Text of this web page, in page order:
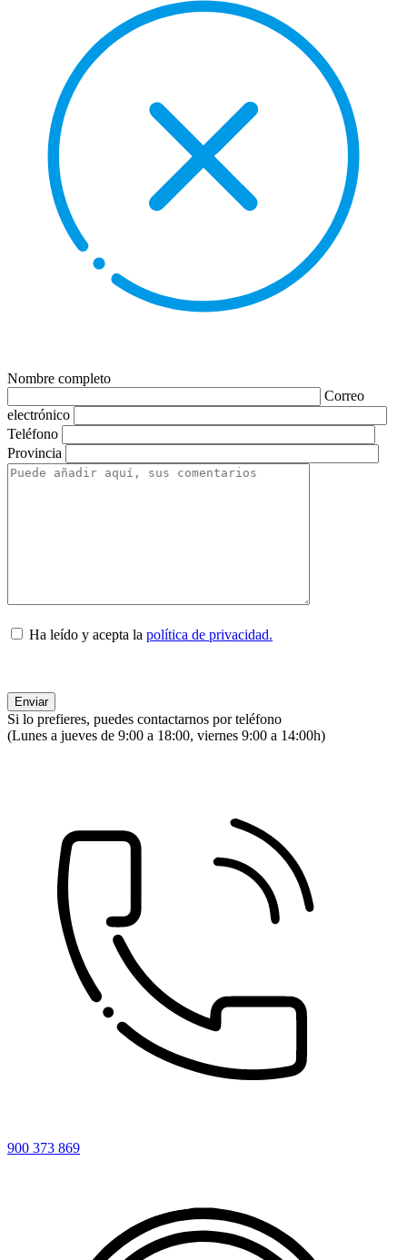
Nombre completo
Correo
electrónico
Teléfono
Provincia
Ha leído y acepta la política de privacidad.
Si lo prefieres, puedes contactarnos por teléfono
(Lunes a jueves de 9:00 a 18:00, viernes 9:00 a 14:00h)
900 373 869